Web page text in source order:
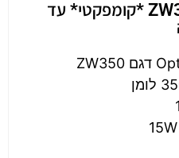
תיאור מקרן לייזר ZW350 *קומפקטי* עד